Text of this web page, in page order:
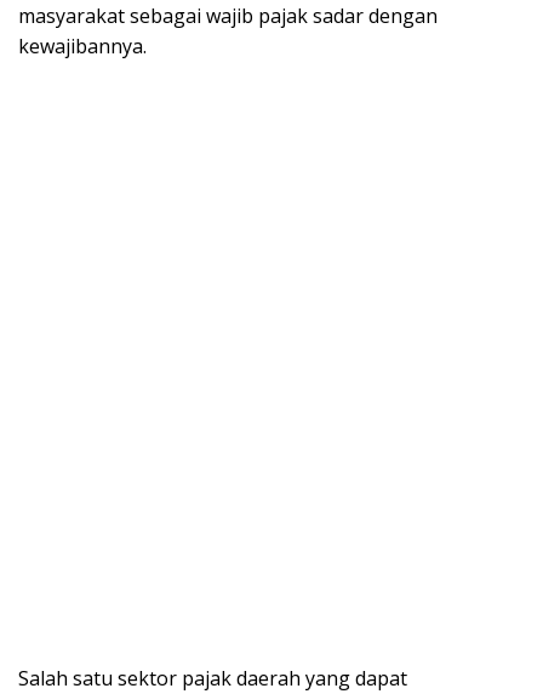
masyarakat sebagai wajib pajak sadar dengan
kewajibannya.
Salah satu sektor pajak daerah yang dapat